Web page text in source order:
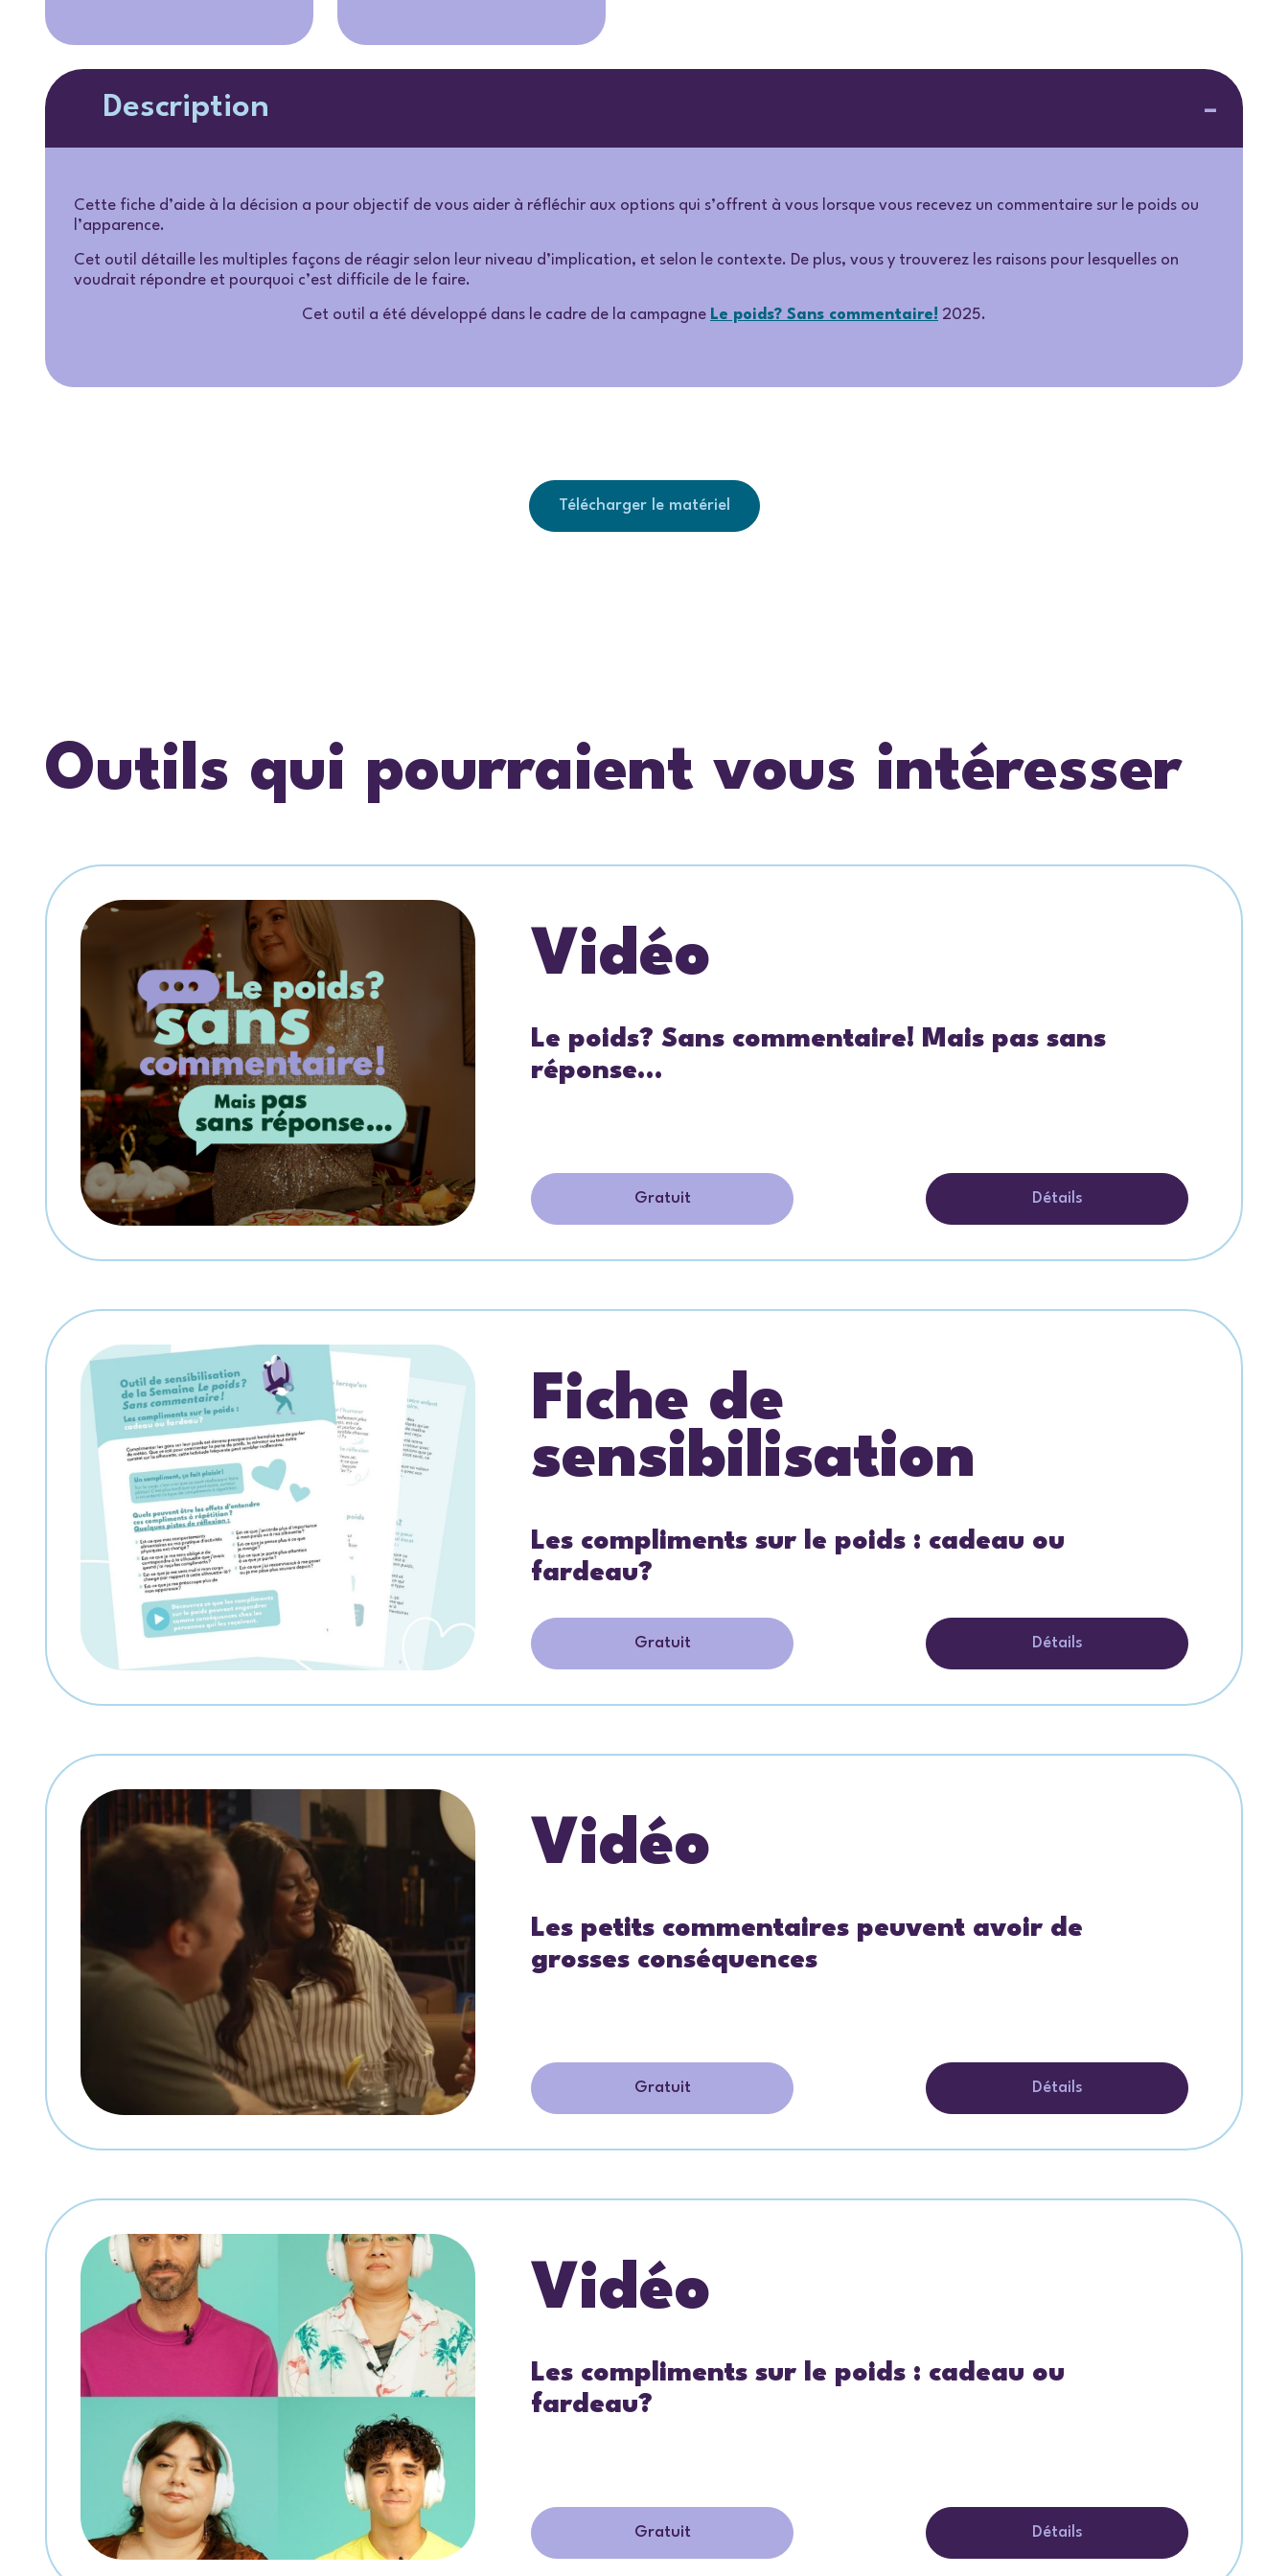
Description
Cette fiche d’aide à la décision a pour objectif de vous aider à réfléchir aux options qui s’offrent à vous lorsque vous recevez un commentaire sur le poids ou
l’apparence.
Cet outil détaille les multiples façons de réagir selon leur niveau d’implication, et selon le contexte. De plus, vous y trouverez les raisons pour lesquelles on
voudrait répondre et pourquoi c’est difficile de le faire.
Cet outil a été développé dans le cadre de la campagne Le poids? Sans commentaire! 2025.
Télécharger le matériel
Outils qui pourraient vous intéresser
Vidéo
Le poids? Sans commentaire! Mais pas sans
réponse…
Gratuit Détails
Fiche de
sensibilisation
Les compliments sur le poids : cadeau ou
fardeau?
Gratuit Détails
Vidéo
Les petits commentaires peuvent avoir de
grosses conséquences
Gratuit Détails
Vidéo
Les compliments sur le poids : cadeau ou
fardeau?
Gratuit Détails